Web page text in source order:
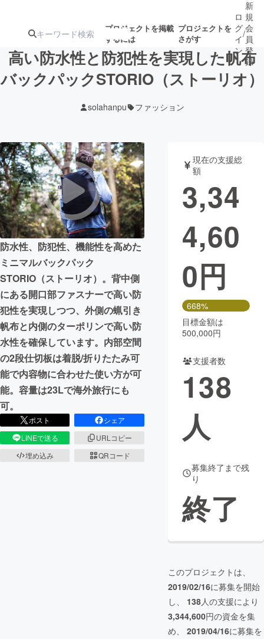
プロジェクトを掲載
するには
プロジェクトを
さがす
ジェクト
ロジェクト
アート・写真 音楽
テクノロジー・ガジェット ゲーム・サ
映像・映画
ビジネス・起業
まちづくり・地域活性化
CAMPFIRE for Social Good
CAMPFIRE Creation
CAMPFIREふるさと納税machi-ya コミュニティ
ロ
グ
イ
ン
/
新
規
会
員
登
録
高い防水性と防犯性を実現した帆布
バックパックSTORIO（ストーリオ）
solahanpu ファッション
防水性、防犯性、機能性を高めた
ミニマルバックパック
STORIO（ストーリオ）。背中側
にある開口部ファスナーで高い防
犯性を実現しつつ、外側の蝋引き
帆布と内側のターポリンで高い防
水性を確保しています。内部空間
の2段仕切板は着脱/折りたたみ可
能で内容物に合わせた使い方が可
能。容量は23Lで海外旅行にも
可。
ポスト
シェア
LINEで送る
URLコピー
埋め込み
QRコード
現在の支援総
額
3,34
4,60
0円
668%
目標金額は
500,000円
支援者数
138
人
募集終了まで残
り
終了
このプロジェクトは、
2019/02/16に募集を開始
し、 138人の支援により
3,344,600円の資金を集
め、 2019/04/16に募集を